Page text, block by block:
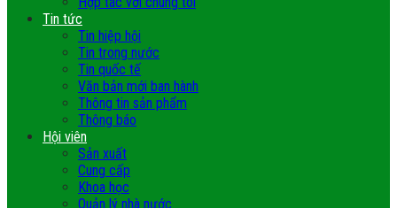
Tin tức
Tin hiệp hội
Tin trong nước
Tin quốc tế
Văn bản mới ban hành
Thông tin sản phẩm
Thông báo
Hội viên
Sản xuất
Cung cấp
Khoa học
Quản lý nhà nước